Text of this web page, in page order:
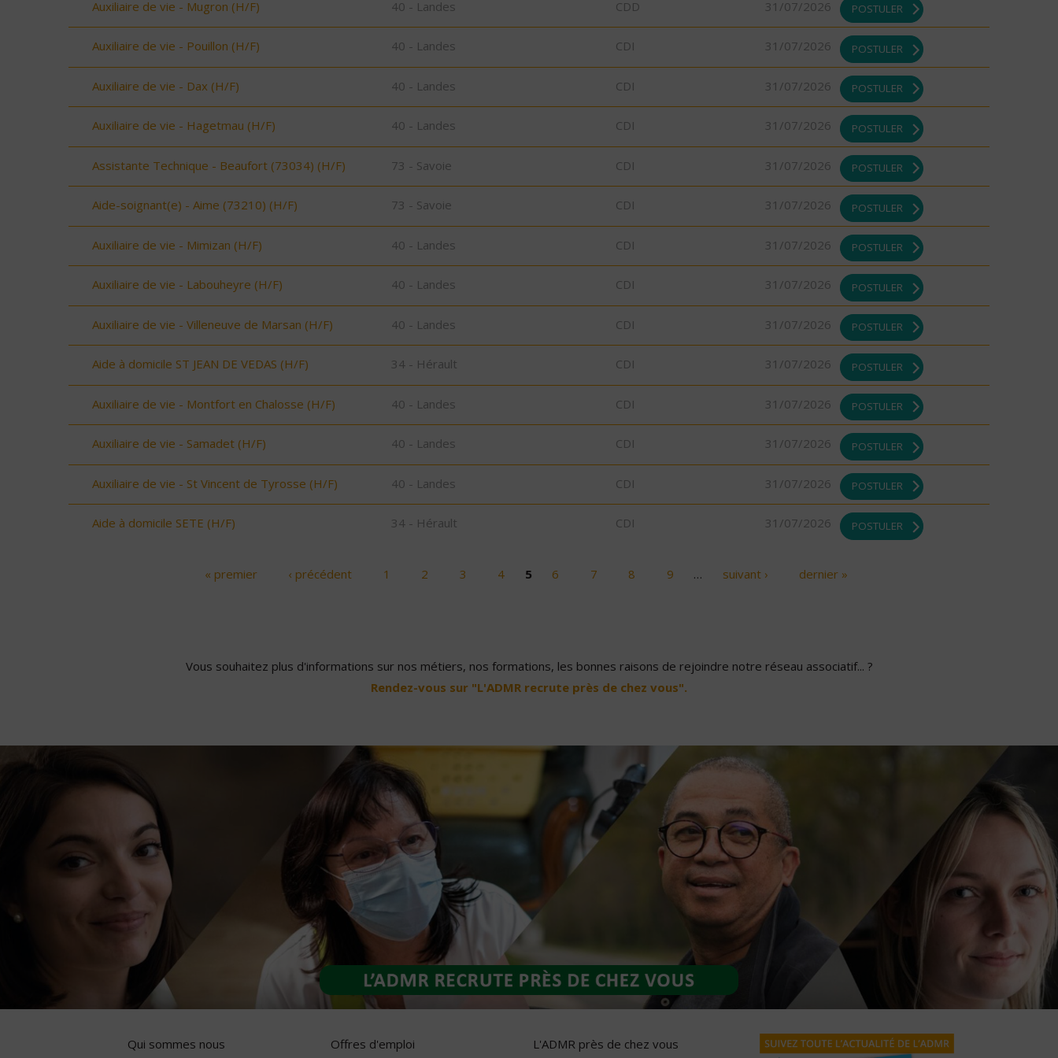
Auxiliaire de vie - Mugron (H/F) 40 - Landes CDD 31/07/2026 POSTULER
Auxiliaire de vie - Pouillon (H/F) 40 - Landes CDI 31/07/2026 POSTULER
Auxiliaire de vie - Dax (H/F) 40 - Landes CDI 31/07/2026 POSTULER
Auxiliaire de vie - Hagetmau (H/F) 40 - Landes CDI 31/07/2026 POSTULER
Assistante Technique - Beaufort (73034) (H/F) 73 - Savoie CDI 31/07/2026 POSTULER
Aide-soignant(e) - Aime (73210) (H/F) 73 - Savoie CDI 31/07/2026 POSTULER
Auxiliaire de vie - Mimizan (H/F) 40 - Landes CDI 31/07/2026 POSTULER
Auxiliaire de vie - Labouheyre (H/F) 40 - Landes CDI 31/07/2026 POSTULER
Auxiliaire de vie - Villeneuve de Marsan (H/F) 40 - Landes CDI 31/07/2026 POSTULER
Aide à domicile ST JEAN DE VEDAS (H/F) 34 - Hérault CDI 31/07/2026 POSTULER
Auxiliaire de vie - Montfort en Chalosse (H/F) 40 - Landes CDI 31/07/2026 POSTULER
Auxiliaire de vie - Samadet (H/F) 40 - Landes CDI 31/07/2026 POSTULER
Auxiliaire de vie - St Vincent de Tyrosse (H/F) 40 - Landes CDI 31/07/2026 POSTULER
Aide à domicile SETE (H/F) 34 - Hérault CDI 31/07/2026 POSTULER
« premier ‹ précédent 1 2 3 4 5 6 7 8 9 … suivant › dernier »
Vous souhaitez plus d'informations sur nos métiers, nos formations, les bonnes raisons de rejoindre notre réseau associatif... ?
Rendez-vous sur "L'ADMR recrute près de chez vous".
Qui sommes nous
Offres d'emploi
L'ADMR près de chez vous